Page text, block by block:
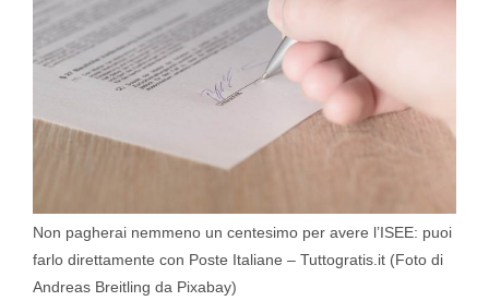
Non pagherai nemmeno un centesimo per avere l’ISEE: puoi
farlo direttamente con Poste Italiane – Tuttogratis.it (Foto di
Andreas Breitling da Pixabay)